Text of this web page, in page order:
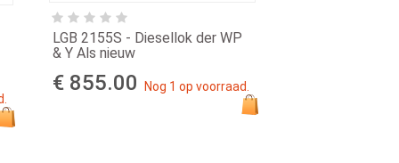
LGB 2155S - Diesellok der WP
& Y Als nieuw
€ 855.00 Nog 1 op voorraad.